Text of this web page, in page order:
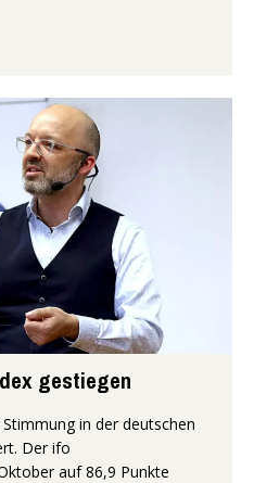
gestiegen
in der deutschen
Der ifo
auf 86,9 Punkte